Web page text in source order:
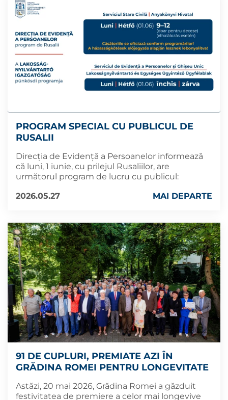
PROGRAM SPECIAL CU PUBLICUL DE
RUSALII
Direcția de Evidență a Persoanelor informează
că luni, 1 iunie, cu prilejul Rusaliilor, are
următorul program de lucru cu publicul:
2026.05.27
MAI DEPARTE
91 DE CUPLURI, PREMIATE AZI ÎN
GRĂDINA ROMEI PENTRU LONGEVITATE
Astăzi, 20 mai 2026, Grădina Romei a găzduit
festivitatea de premiere a celor mai longevive